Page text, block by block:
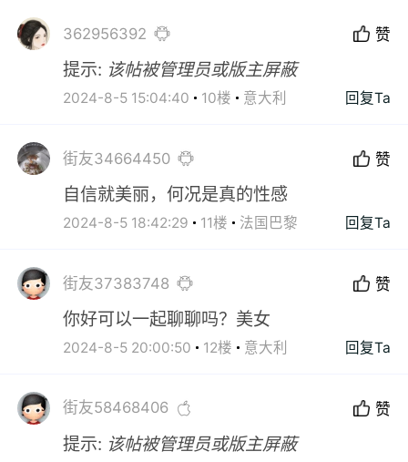
362956392 赞
提示: 该帖被管理员或版主屏蔽
2024-8-5 15:04:40 10楼 意大利 回复Ta
街友34664450 赞
自信就美丽，何况是真的性感
2024-8-5 18:42:29 11楼 法国巴黎 回复Ta
街友37383748 赞
你好可以一起聊聊吗？美女
2024-8-5 20:00:50 12楼 意大利 回复Ta
街友58468406 赞
提示: 该帖被管理员或版主屏蔽